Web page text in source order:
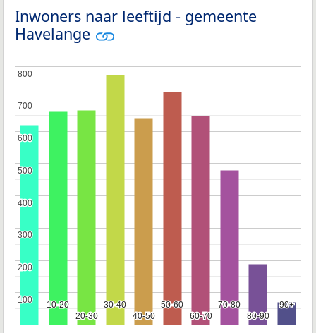
Inwoners naar leeftijd - gemeente
Havelange
10-20
10-20
20-30
20-30
30-40
30-40
40-50
40-50
50-60
50-60
60-70
60-70
70-80
70-80
80-90
80-90
90+
90+
100
100
200
200
300
300
400
400
500
500
600
600
700
700
800
800